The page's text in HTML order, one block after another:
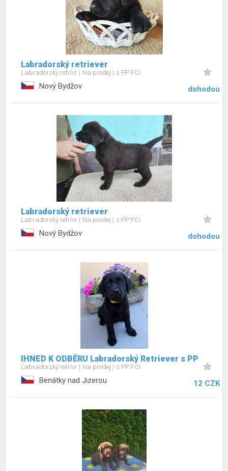
Labradorský retriever
Labradorský retrívr Na prodej s PP FCI
Nový Bydžov dohodou
Labradorský retriever
Labradorský retrívr Na prodej s PP FCI
Nový Bydžov dohodou
IHNED K ODBĚRU Labradorský Retriever s PP
Labradorský retrívr Na prodej s PP FCI
Benátky nad Jizerou 12 CZK